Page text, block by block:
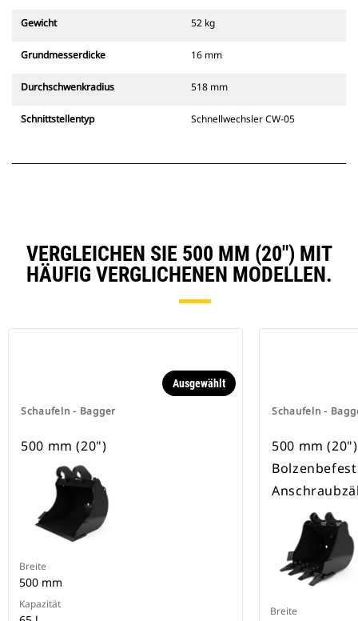
Gewicht 52 kg
Grundmesserdicke 16 mm
Durchschwenkradius 518 mm
Schnittstellentyp Schnellwechsler CW-05
VERGLEICHEN SIE 500 MM (20") MIT
HÄUFIG VERGLICHENEN MODELLEN.
Schaufeln - Bagger
Ausgewählt
500 mm (20")
Breite
500 mm
Kapazität
Schaufeln -
500 mm
Breite